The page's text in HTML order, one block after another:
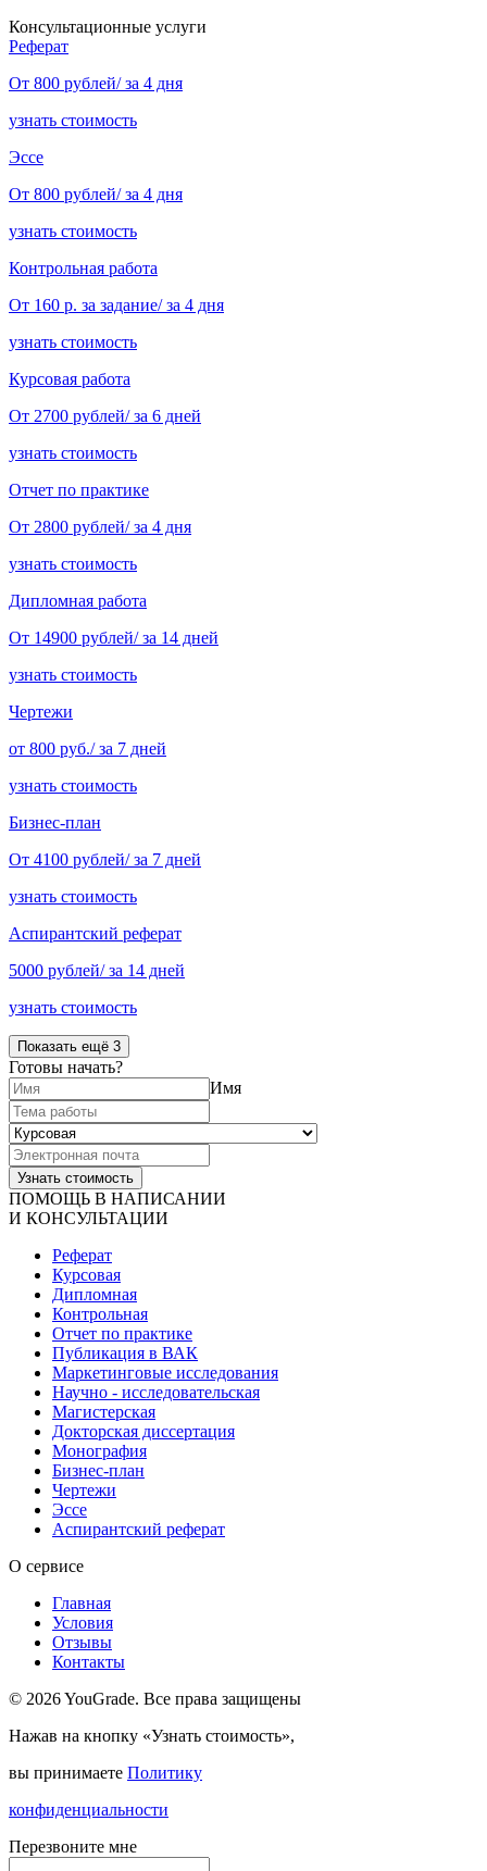
Консультационные услуги
Реферат
От 800 рублей/ за 4 дня
узнать стоимость
Эссе
От 800 рублей/ за 4 дня
узнать стоимость
Контрольная работа
От 160 р. за задание/ за 4 дня
узнать стоимость
Курсовая работа
От 2700 рублей/ за 6 дней
узнать стоимость
Отчет по практике
От 2800 рублей/ за 4 дня
узнать стоимость
Дипломная работа
От 14900 рублей/ за 14 дней
узнать стоимость
Чертежи
от 800 руб./ за 7 дней
узнать стоимость
Бизнес-план
От 4100 рублей/ за 7 дней
узнать стоимость
Аспирантский реферат
5000 рублей/ за 14 дней
узнать стоимость
Показать ещё 3
Готовы начать?
Имя
ПОМОЩЬ В НАПИСАНИИ
И КОНСУЛЬТАЦИИ
Реферат
Курсовая
Дипломная
Контрольная
Отчет по практике
Публикация в ВАК
Маркетинговые исследования
Научно - исследовательская
Магистерская
Докторская диссертация
Монография
Бизнес-план
Чертежи
Эссе
Аспирантский реферат
О сервисе
Главная
Условия
Отзывы
Контакты
© 2026 YouGrade. Все права защищены
Нажав на кнопку «Узнать стоимость»,
вы принимаете Политику
конфиденциальности
Перезвоните мне